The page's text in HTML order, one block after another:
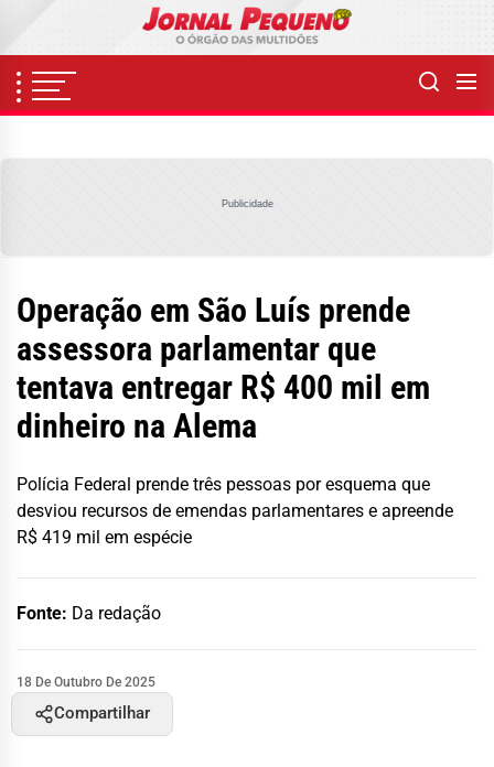
content
Publicidade
Operação em São Luís prende
assessora parlamentar que
tentava entregar R$ 400 mil em
dinheiro na Alema
Polícia Federal prende três pessoas por esquema que
desviou recursos de emendas parlamentares e apreende
R$ 419 mil em espécie
Fonte: Da redação
18 De Outubro De 2025
Compartilhar